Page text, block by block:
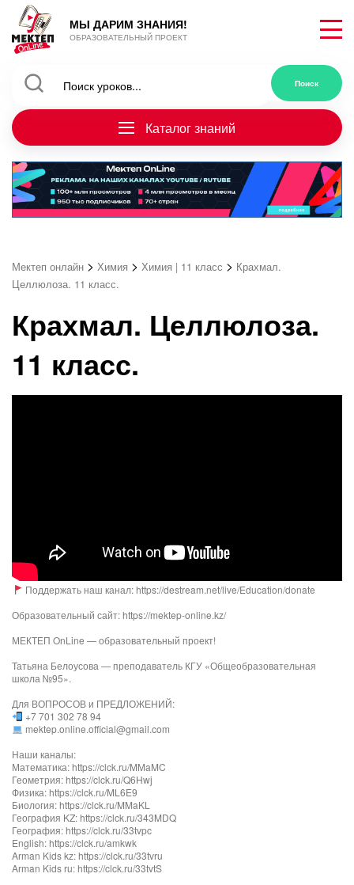
МЫ ДАРИМ ЗНАНИЯ!
ОБРАЗОВАТЕЛЬНЫЙ ПРОЕКТ
Каталог знаний
Мектеп онлайн > Химия > Химия | 11 класс > Крахмал.
Целлюлоза. 11 класс.
Крахмал. Целлюлоза.
11 класс.
Поддержать наш канал: https://destream.net/live/Education/donate
Образовательный сайт: https://mektep-online.kz/
МЕКТЕП OnLine — образовательный проект!
Татьяна Белоусова — преподаватель КГУ «Общеобразовательная
школа №95».
Для ВОПРОСОВ и ПРЕДЛОЖЕНИЙ:
+7 701 302 78 94
mektep.online.official@gmail.com
Наши каналы:
Математика: https://clck.ru/MMaMC
Геометрия: https://clck.ru/Q6Hwj
Физика: https://clck.ru/ML6E9
Биология: https://clck.ru/MMaKL​​​​​​
География KZ: https://clck.ru/343MDQ
География: https://clck.ru/33tvpc
English: https://clck.ru/amkwk
Arman Kids kz: https://clck.ru/33tvru
Arman Kids ru: https://clck.ru/33tvtS